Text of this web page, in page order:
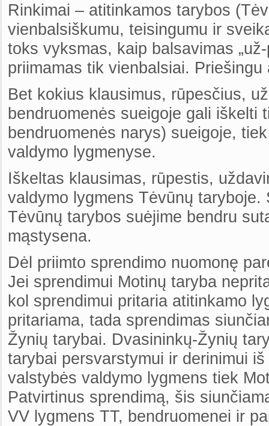
Rinkimai – atitinkamos tarybos
vienbalsiškumu, teisingumu ir
toks vyksmas, kaip balsavimas
priimamas tik vienbalsiai.
Bet kokius klausimus, rūpesčius,
bendruomenės sueigoje gali iškelti
bendruomenės narys) sueigoje,
valdymo lygmenyse.
Iškeltas klausimas, rūpestis,
valdymo lygmens Tėvūnų
Tėvūnų tarybos suėjime bendru
mąstysena.
Dėl priimto sprendimo nuomonę
Jei sprendimui Motinų taryba
kol sprendimui pritaria atitinkamo
pritariama, tada sprendimas
Žynių tarybai. Dvasininkų-Žynių
tarybai persvarstymui ir derinimui
valstybės valdymo lygmens tiek
Patvirtinus sprendimą, šis
VV lygmens TT, bendruomenei ir